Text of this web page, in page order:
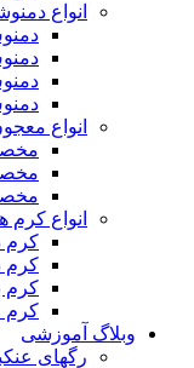
انواع
انواع
انواع کرم
کرم
کرم
کرم
وبلاگ آموزشی
رگهای